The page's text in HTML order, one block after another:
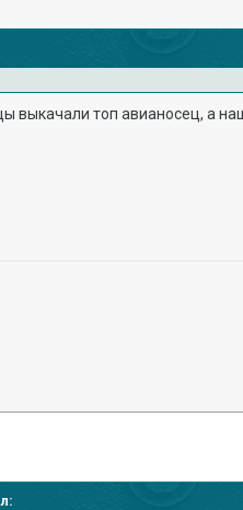
выкачали топ авианосец, а